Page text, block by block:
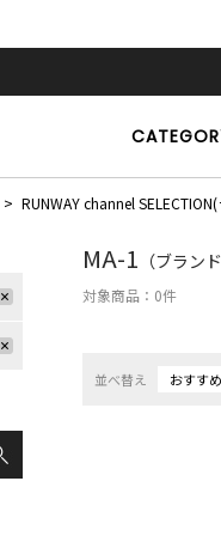
RUNWAY channel
MA-1 （ブラ
対象商品： 0件
並べ替え おすす